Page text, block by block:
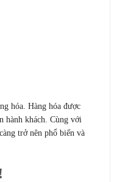
hóa. Hàng hóa được
hành khách. Cùng với
trở nên phổ biến và